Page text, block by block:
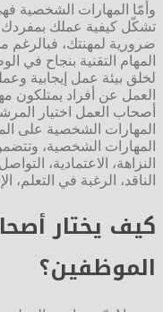
وأمّا المهارات الشخصية
تشكّل كيفية عملك بمفردك
ضرورية لمهنتك، فبالرغم
المهام التقنية بنجاح في
لخلق بيئة عمل إيجابية
العمل عن أفراد يمتلكون
أصحاب العمل اختيار
المهارات الشخصية على
المهارات الشخصية،
النزاهة، الاعتمادية،
الناقد، الرغبة في التعلم،
كيف يختار
الموظفين؟